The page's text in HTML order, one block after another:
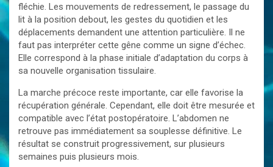
fléchie. Les mouvements de redressement, le passage du
lit à la position debout, les gestes du quotidien et les
déplacements demandent une attention particulière. Il ne
faut pas interpréter cette gêne comme un signe d’échec.
Elle correspond à la phase initiale d’adaptation du corps à
sa nouvelle organisation tissulaire.
La marche précoce reste importante, car elle favorise la
récupération générale. Cependant, elle doit être mesurée et
compatible avec l’état postopératoire. L’abdomen ne
retrouve pas immédiatement sa souplesse définitive. Le
résultat se construit progressivement, sur plusieurs
semaines puis plusieurs mois.